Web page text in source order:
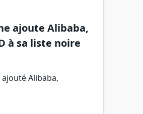
ajoute Alibaba,
à sa liste noire
Alibaba,